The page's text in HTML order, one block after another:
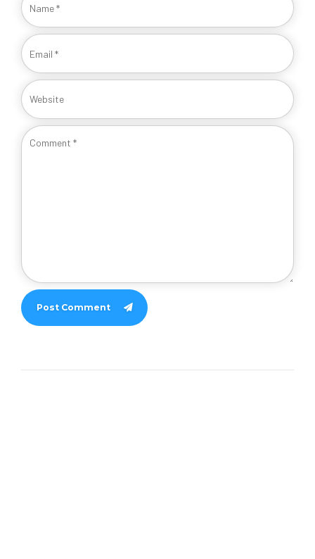
Post Comment